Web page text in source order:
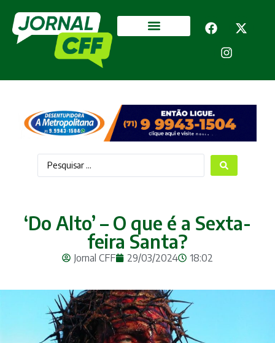
‘Do Alto’ – O que é a Sexta-
feira Santa?
Jornal CFF 29/03/2024 18:02